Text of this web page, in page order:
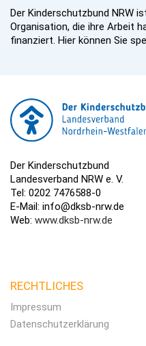
Der Kinderschutzbund NRW
Organisation, die ihre Arbeit
finanziert. Hier können Sie
Der Kinderschutzbund
Landesverband NRW e. V.
Tel: 0202 7476588-0
E-Mail: info@dksb-nrw.de
Web: www.dksb-nrw.de
RECHTLICHES
Impressum
Datenschutzerklärung